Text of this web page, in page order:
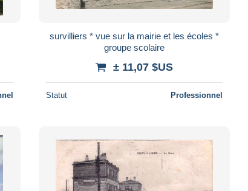
survilliers * vue sur la mairie et les écoles *
groupe scolaire
± 11,07 $US
Statut Professionnel